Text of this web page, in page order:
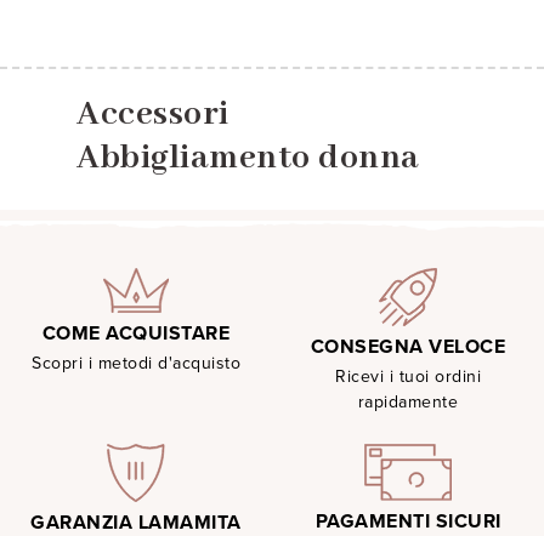
Accessori
Abbigliamento donna
COME ACQUISTARE
Scopri i metodi d'acquisto
CONSEGNA VELOCE
Ricevi i tuoi ordini
rapidamente
GARANZIA LAMAMITA PAGAMENTI SICURI